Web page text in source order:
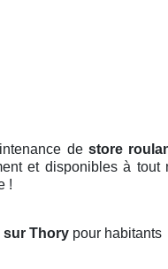
de store
et disponibles à
!
sur Thory pour habitants